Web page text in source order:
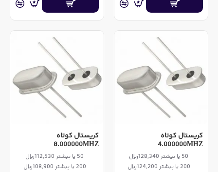
کریستال کوتاه
4.000000MHZ
50 یا بیشتر 128,340ریال
200 یا بیشتر 124,200ریال
کریستال کوتاه
8.000000MHZ
50 یا بیشتر 112,530ریال
200 یا بیشتر 108,900ریال